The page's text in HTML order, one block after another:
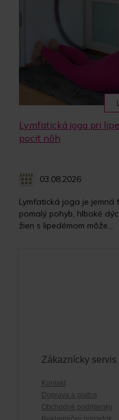
Lymfatická joga pri
pocit nôh
03.08.2026
Lymfatická joga je
pomalý pohyb, hlboké
žien s lipedémom môže...
Zákaznícky servis
Kontakt
Doprava a platba
Obchodné podmienky